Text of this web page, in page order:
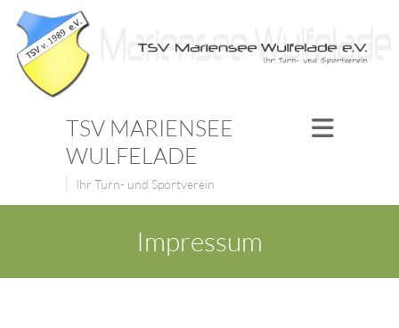
TSV MARIENSEE
WULFELADE
Ihr Turn- und Sportverein
Impressum